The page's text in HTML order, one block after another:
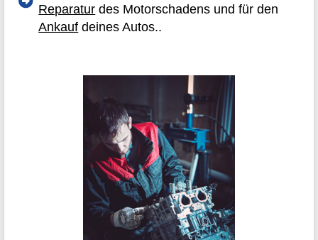
Reparatur des Motorschadens und für den
Ankauf deines Autos..